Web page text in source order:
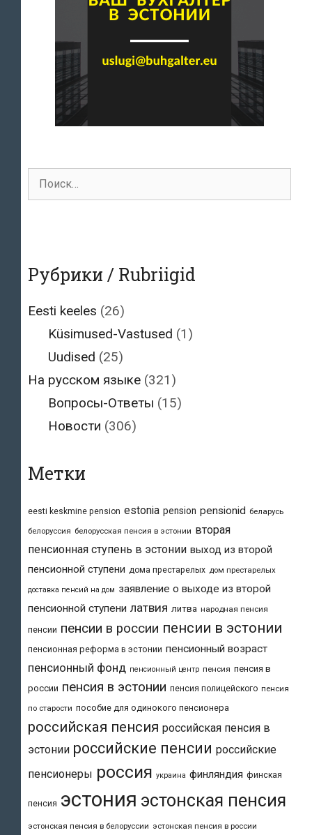
Поиск
для:
Рубрики / Rubriigid
Eesti keeles (26)
Küsimused-Vastused (1)
Uudised (25)
На русском языке (321)
Вопросы-Ответы (15)
Новости (306)
Метки
eesti keskmine pension estonia pension pensionid беларусь
белоруссия белорусская пенсия в эстонии вторая
пенсионная ступень в эстонии выход из второй
пенсионной ступени дома престарелых дом престарелых
доставка пенсий на дом заявление о выходе из второй
пенсионной ступени латвия литва народная пенсия
пенсии пенсии в россии пенсии в эстонии
пенсионная реформа в эстонии пенсионный возраст
пенсионный фонд пенсионный центр пенсия пенсия в
россии пенсия в эстонии пенсия полицейского пенсия
по старости пособие для одинокого пенсионера
российская пенсия российская пенсия в
эстонии российские пенсии российские
пенсионеры россия украина финляндия финская
пенсия эстония эстонская пенсия
эстонская пенсия в белоруссии эстонская пенсия в россии